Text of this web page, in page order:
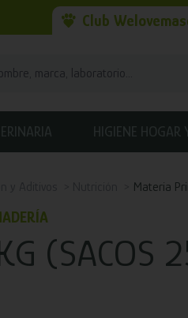
Club
HIGIENE HOGAR
Materia
(SACOS